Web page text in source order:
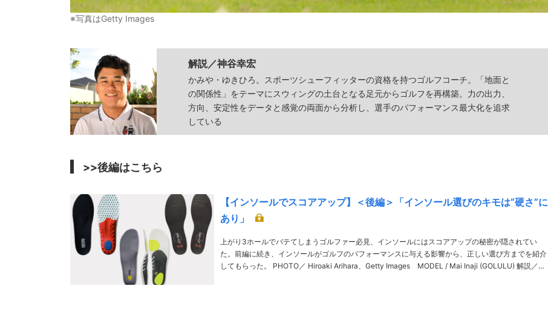
※写真はGetty Images
解説／神谷幸宏
かみや・ゆきひろ。スポーツシューフィッターの資格を持つゴルフコーチ。「地面と
の関係性」をテーマにスウィングの土台となる足元からゴルフを再構築。力の出力、
方向、安定性をデータと感覚の両面から分析し、選手のパフォーマンス最大化を追求
している
>>後編はこちら
【インソールでスコアアップ】＜後編＞「インソール選びのキモは“硬さ”に
あり」
上がり3ホールでバテてしまうゴルファー必見、インソールにはスコアアップの秘密が隠されてい
た。前編に続き、インソールがゴルフのパフォーマンスに与える影響から、正しい選び方までを紹介
してもらった。 PHOTO／ Hiroaki Arihara、Getty Images MODEL / Mai Inaji (GOLULU) 解説／神